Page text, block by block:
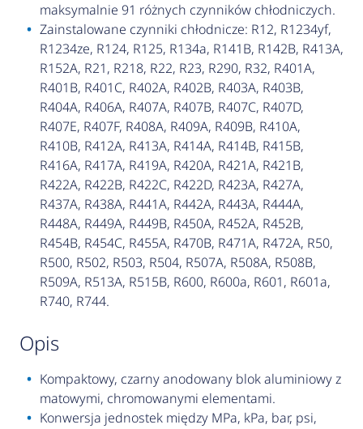
maksymalnie 91 różnych czynników chłodniczych.
Zainstalowane czynniki chłodnicze: R12, R1234yf,
R1234ze, R124, R125, R134a, R141B, R142B, R413A,
R152A, R21, R218, R22, R23, R290, R32, R401A,
R401B, R401C, R402A, R402B, R403A, R403B,
R404A, R406A, R407A, R407B, R407C, R407D,
R407E, R407F, R408A, R409A, R409B, R410A,
R410B, R412A, R413A, R414A, R414B, R415B,
R416A, R417A, R419A, R420A, R421A, R421B,
R422A, R422B, R422C, R422D, R423A, R427A,
R437A, R438A, R441A, R442A, R443A, R444A,
R448A, R449A, R449B, R450A, R452A, R452B,
R454B, R454C, R455A, R470B, R471A, R472A, R50,
R500, R502, R503, R504, R507A, R508A, R508B,
R509A, R513A, R515B, R600, R600a, R601, R601a,
R740, R744.
opis
Kompaktowy, czarny anodowany blok aluminiowy z
matowymi, chromowanymi elementami.
Konwersja jednostek między MPa, kPa, bar, psi,